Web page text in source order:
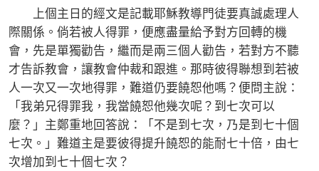
上個主日的經文是記載耶穌教導門徒要真誠處理人
際關係。倘若被人得罪，便應盡量給予對方回轉的機
會，先是單獨勸告，繼而是兩三個人勸告，若對方不聽
才告訴教會，讓教會仲裁和跟進。那時彼得聯想到若被
人一次又一次地得罪，難道仍要饒恕他嗎？便問主說：
「我弟兄得罪我，我當饒恕他幾次呢？到七次可以
麼？」主鄭重地回答說：「不是到七次，乃是到七十個
七次。」難道主是要彼得提升饒恕的能耐七十倍，由七
次增加到七十個七次？